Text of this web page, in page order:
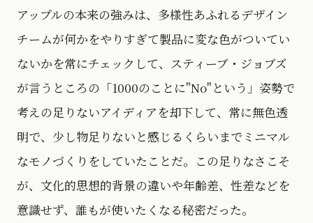
アップルの本来の強みは、多様性あふれるデザイン
チームが何かをやりすぎて製品に変な色がついてい
ないかを常にチェックして、スティーブ・ジョブズ
が言うところの「1000のことに"No"という」姿勢で
考えの足りないアイディアを却下して、常に無色透
明で、少し物足りないと感じるくらいまでミニマル
なモノづくりをしていたことだ。この足りなさこそ
が、文化的思想的背景の違いや年齢差、性差などを
意識せず、誰もが使いたくなる秘密だった。